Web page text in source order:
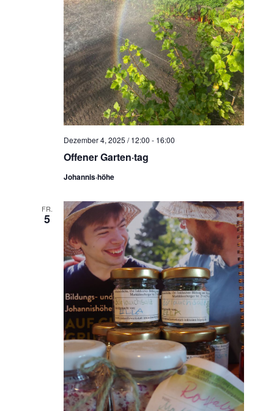
Offener Garten·tag
Dezember 4, 2025 / 12:00 - 16:00
Johannis·höhe
FR.
5